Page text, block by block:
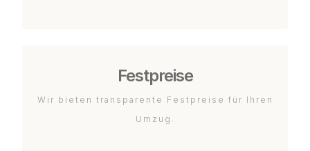
Festpreise
Wir bieten transparente Festpreise für Ihren
Umzug.